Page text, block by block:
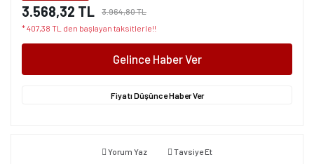
3.568,32 TL
3.964,80 TL
* 407,38 TL den başlayan taksitlerle!!
Gelince Haber Ver
Fiyatı Düşünce Haber Ver
Yorum Yaz Tavsiye Et